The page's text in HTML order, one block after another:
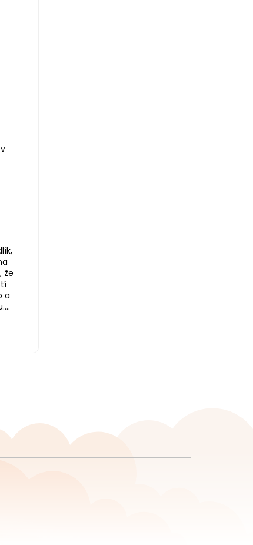
že
a